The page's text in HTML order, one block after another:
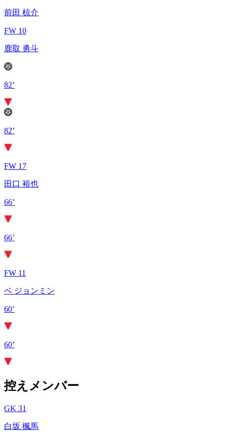
前田 椋介
FW 10
鹿取 勇斗
82’
82’
FW 17
田口 裕也
66’
66’
FW 11
ベ ジョンミン
60’
60’
控えメンバー
GK 31
白坂 楓馬